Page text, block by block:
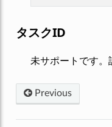
タスクID
未サポートです。
Previous